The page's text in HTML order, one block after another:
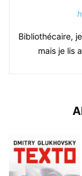
Bibliothécaire,
mais je lis